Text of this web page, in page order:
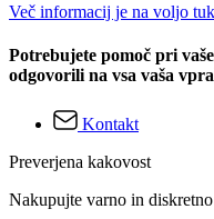
Več informacij je na voljo
Potrebujete pomoč pri
odgovorili na vsa vaša
Kontakt
Preverjena kakovost
Nakupujte varno in diskretno